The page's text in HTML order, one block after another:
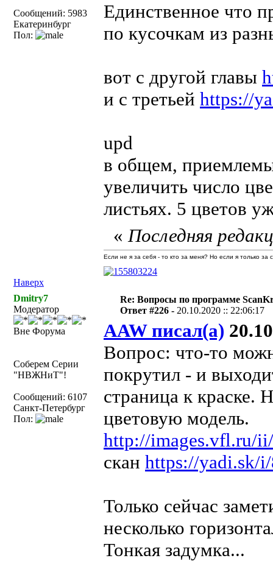
Сообщений: 5983
Екатеринбург
Пол:
Единственное что
по кусочкам из
вот с другой главы
и с третьей https://
upd
в общем,
увеличить число
листьях. 5 цветов
Наверх
«Последняя
Если не я за себя - то кто за меня? Но если я только
Dmitry7
Модератор
Вне Форума
Соберем Серии
"НВЖНиТ"!
Сообщений: 6107
Санкт-Петербург
Пол:
Re: Вопросы по программе
Ответ #226 - 20.10.2020 :: 22:06:17
AAW писал(а)
Вопрос: что-то
покрутил - и
страница к краске.
цветовую модель.
http://images.vfl.ru/
скан https://yadi.sk/
Только сейчас
несколько
Тонкая задумка...